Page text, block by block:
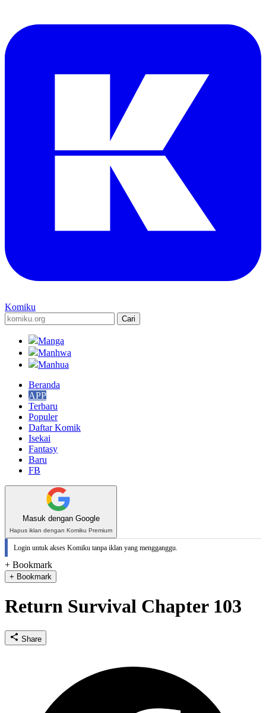
Komiku
Manga
Manhwa
Manhua
Beranda
APP
Terbaru
Populer
Daftar Komik
Isekai
Fantasy
Baru
FB
Masuk dengan Google
Hapus iklan dengan Komiku Premium
Login untuk akses Komiku tanpa iklan yang mengganggu.
+ Bookmark
+ Bookmark
Return Survival Chapter 103
Share